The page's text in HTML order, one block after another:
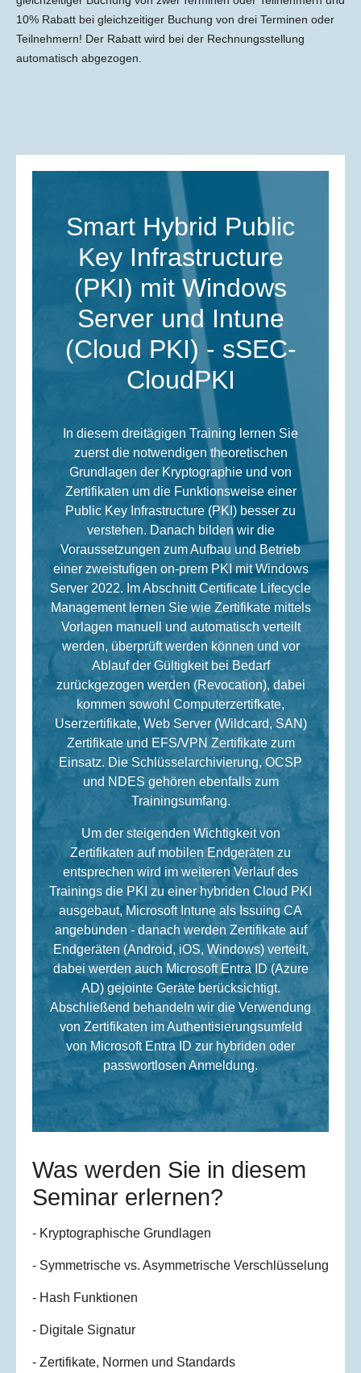
10% Rabatt bei gleichzeitiger Buchung von drei Terminen oder
Teilnehmern! Der Rabatt wird bei der Rechnungsstellung
automatisch abgezogen.
Smart Hybrid Public
Key Infrastructure
(PKI) mit Windows
Server und Intune
(Cloud PKI) - sSEC-
CloudPKI
In diesem dreitägigen Training lernen Sie
zuerst die notwendigen theoretischen
Grundlagen der Kryptographie und von
Zertifikaten um die Funktionsweise einer
Public Key Infrastructure (PKI) besser zu
verstehen. Danach bilden wir die
Voraussetzungen zum Aufbau und Betrieb
einer zweistufigen on-prem PKI mit Windows
Server 2022. Im Abschnitt Certificate Lifecycle
Management lernen Sie wie Zertifikate mittels
Vorlagen manuell und automatisch verteilt
werden, überprüft werden können und vor
Ablauf der Gültigkeit bei Bedarf
zurückgezogen werden (Revocation), dabei
kommen sowohl Computerzertifkate,
Userzertifikate, Web Server (Wildcard, SAN)
Zertifikate und EFS/VPN Zertifikate zum
Einsatz. Die Schlüsselarchivierung, OCSP
und NDES gehören ebenfalls zum
Trainingsumfang.
Um der steigenden Wichtigkeit von
Zertifikaten auf mobilen Endgeräten zu
entsprechen wird im weiteren Verlauf des
Trainings die PKI zu einer hybriden Cloud PKI
ausgebaut, Microsoft Intune als Issuing CA
angebunden - danach werden Zertifikate auf
Endgeräten (Android, iOS, Windows) verteilt,
dabei werden auch Microsoft Entra ID (Azure
AD) gejointe Geräte berücksichtigt.
Abschließend behandeln wir die Verwendung
von Zertifikaten im Authentisierungsumfeld
von Microsoft Entra ID zur hybriden oder
passwortlosen Anmeldung.
Was werden Sie in diesem
Seminar erlernen?
- Kryptographische Grundlagen
- Symmetrische vs. Asymmetrische Verschlüsselung
- Hash Funktionen
- Digitale Signatur
- Zertifikate, Normen und Standards